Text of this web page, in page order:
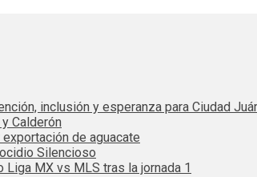
inclusión y esperanza para Ciudad
Calderón
de aguacate
Silencioso
MX vs MLS tras la jornada 1